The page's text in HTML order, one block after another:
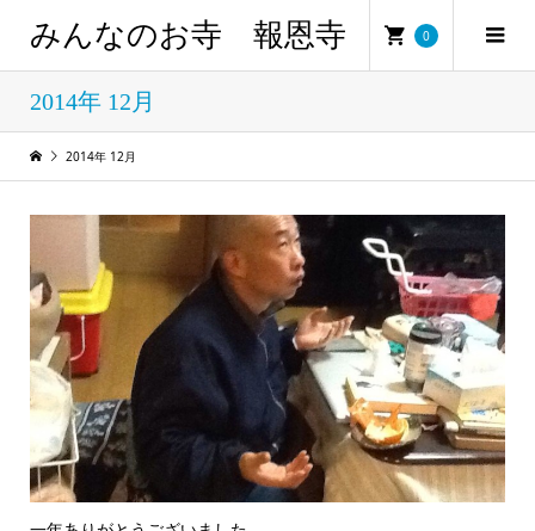
みんなのお寺 報恩寺 0
2014年 12月
2014年 12月